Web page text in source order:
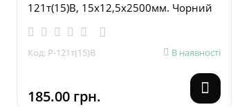
121т(15)В, 15х12,5х2500мм. Чорний
Код: P-121т(15)В В наявності
185.00 грн.